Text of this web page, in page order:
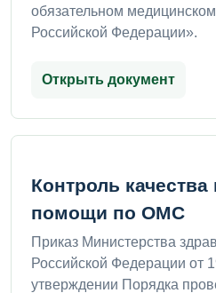
обязательном
Российской Федерации».
Открыть документ
Контроль
помощи по ОМС
Приказ Министерства
Российской Федерации от
утверждении Порядка